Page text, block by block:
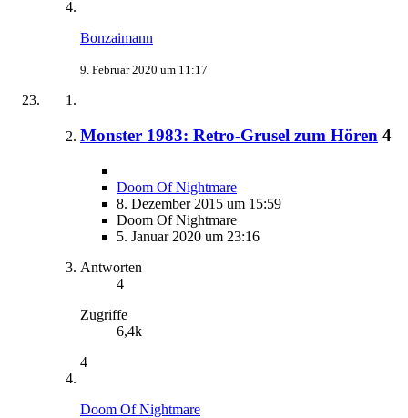
Bonzaimann
9. Februar 2020 um 11:17
Monster 1983: Retro-Grusel zum Hören 4
Doom Of Nightmare
8. Dezember 2015 um 15:59
Doom Of Nightmare
5. Januar 2020 um 23:16
Antworten
4
Zugriffe
6,4k
4
Doom Of Nightmare